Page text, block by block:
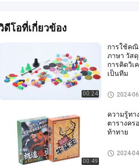
ดีโอที่เกี่ยวข้อง
00:24
การใช้ค
ภาษา วัส
การคิดวิเ
เป็นทีม
เกมการศึก
2024-
00:49
ความรู้ทา
ตารางคร
ท้าทาย
เกมการศึก
2024-